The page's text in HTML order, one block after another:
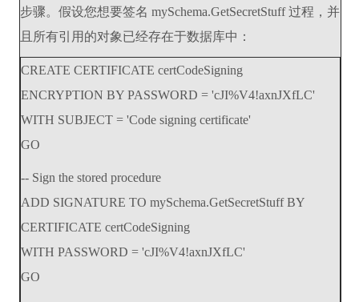
步骤。假设您想要签名 mySchema.GetSecretStuff 过程，并
且所有引用的对象已经存在于数据库中：
CREATE CERTIFICATE certCodeSigning
ENCRYPTION BY PASSWORD = 'cJI%V4!axnJXfLC'
WITH SUBJECT = 'Code signing certificate'
GO
-- Sign the stored procedure
ADD SIGNATURE TO mySchema.GetSecretStuff BY
CERTIFICATE certCodeSigning
WITH PASSWORD = 'cJI%V4!axnJXfLC'
GO